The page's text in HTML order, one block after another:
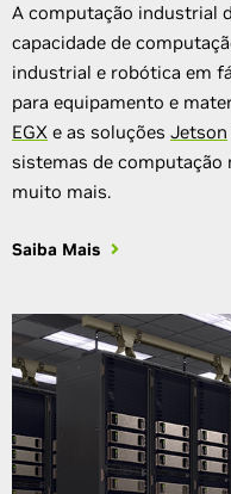
A computação industrial
capacidade de
industrial e robótica em
para equipamento e
EGX e as soluções Jetson
sistemas de computação
muito mais.
Saiba Mais